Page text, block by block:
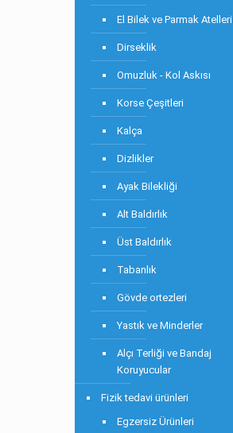
El Bilek ve Parmak Atelleri
Dirseklik
Omuzluk - Kol Askısı
Korse Çeşitleri
Kalça
Dizlikler
Ayak Bilekliği
Alt Baldırlık
Üst Baldırlık
Tabanlık
Gövde ortezleri
Yastık ve Minderler
Alçı Terliği ve Bandaj
Koruyucular
Fizik tedavi ürünleri
Egzersiz Ürünleri